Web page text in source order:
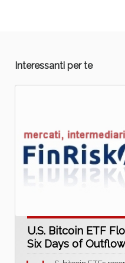
Interessanti per te
U.S. Bitcoin ETF
Six Days of